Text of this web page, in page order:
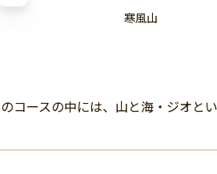
寒風山
ースの中には、山と海・ジオと